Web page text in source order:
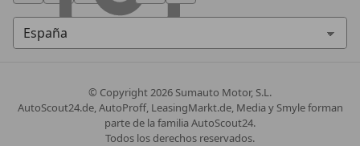
© Copyright2026 Sumauto Motor, S.L.
AutoScout24.de, AutoProff, LeasingMarkt.de, Media y Smyle forman
parte de la familia AutoScout24.
Todos los derechos reservados.